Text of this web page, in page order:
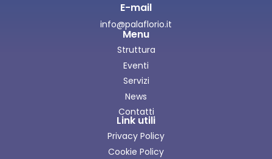
E-mail
info@palaflorio.it
Menu
Struttura
Eventi
Servizi
News
Contatti
Link utili
Privacy Policy
Cookie Policy